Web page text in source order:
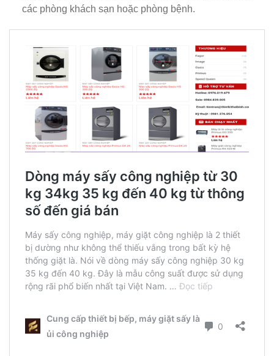
các phòng khách sạn hoặc phòng bệnh.